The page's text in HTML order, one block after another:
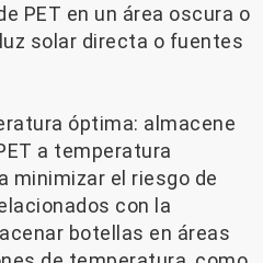
PET en un área oscura o
solar directa o fuentes
óptima: almacene
a temperatura
minimizar el riesgo de
con la
botellas en áreas